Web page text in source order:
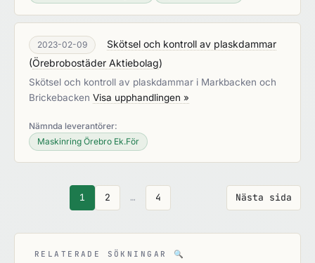
2023-02-09
Skötsel och kontroll av plaskdammar
(Örebrobostäder Aktiebolag)
Skötsel och kontroll av plaskdammar i Markbacken och
Brickebacken Visa upphandlingen »
Nämnda leverantörer:
Maskinring Örebro Ek.För
Nästa sida
1 2 … 4
RELATERADE SÖKNINGAR 🔍